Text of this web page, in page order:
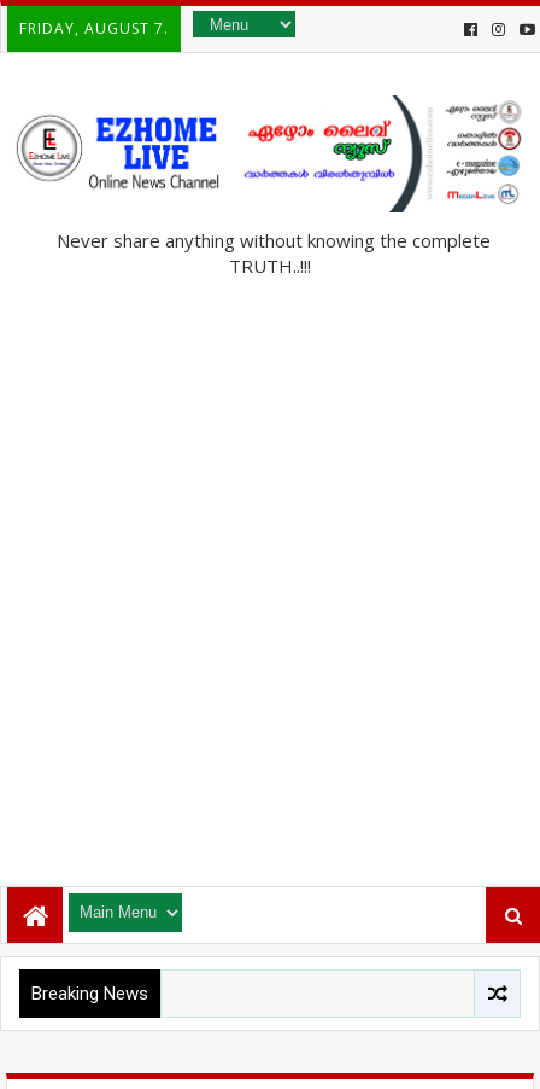
FRIDAY, AUGUST 7.
Never share anything without knowing the complete
TRUTH..!!!
Breaking News